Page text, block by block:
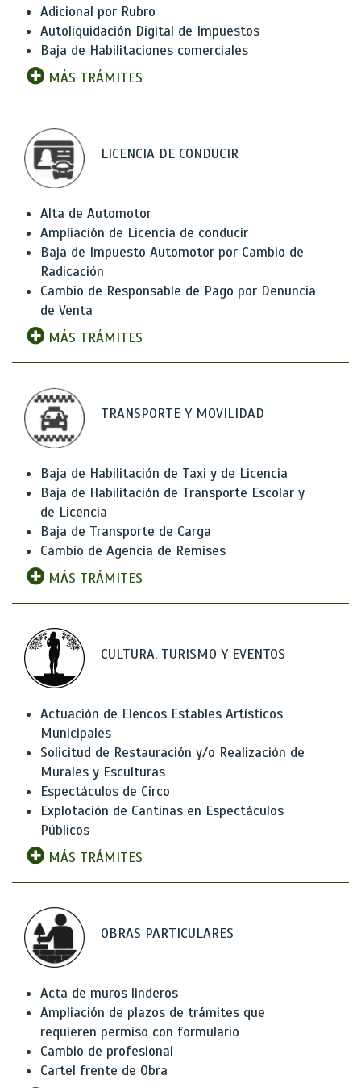
Adicional por Rubro
Autoliquidación Digital de Impuestos
Baja de Habilitaciones comerciales
MÁS TRÁMITES
LICENCIA DE CONDUCIR
Alta de Automotor
Ampliación de Licencia de conducir
Baja de Impuesto Automotor por Cambio de
Radicación
Cambio de Responsable de Pago por Denuncia
de Venta
MÁS TRÁMITES
TRANSPORTE Y MOVILIDAD
Baja de Habilitación de Taxi y de Licencia
Baja de Habilitación de Transporte Escolar y
de Licencia
Baja de Transporte de Carga
Cambio de Agencia de Remises
MÁS TRÁMITES
CULTURA, TURISMO Y EVENTOS
Actuación de Elencos Estables Artísticos
Municipales
Solicitud de Restauración y/o Realización de
Murales y Esculturas
Espectáculos de Circo
Explotación de Cantinas en Espectáculos
Públicos
MÁS TRÁMITES
OBRAS PARTICULARES
Acta de muros linderos
Ampliación de plazos de trámites que
requieren permiso con formulario
Cambio de profesional
Cartel frente de Obra